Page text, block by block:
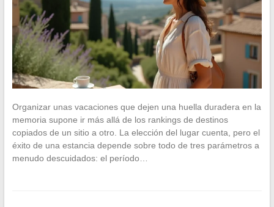
Organizar unas vacaciones que dejen una huella duradera en la
memoria supone ir más allá de los rankings de destinos
copiados de un sitio a otro. La elección del lugar cuenta, pero el
éxito de una estancia depende sobre todo de tres parámetros a
menudo descuidados: el período…